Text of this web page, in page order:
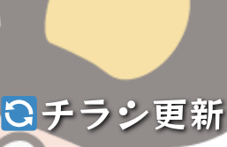
チラシ更新